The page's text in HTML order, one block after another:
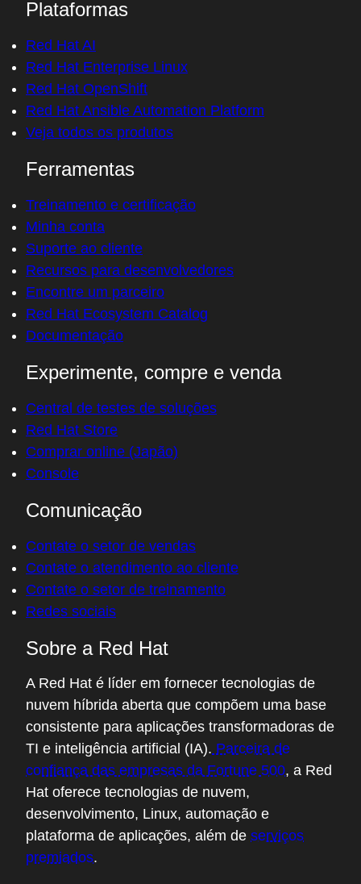
Plataformas
Red Hat AI
Red Hat Enterprise Linux
Red Hat OpenShift
Red Hat Ansible Automation Platform
Veja todos os produtos
Ferramentas
Treinamento e certificação
Minha conta
Suporte ao cliente
Recursos para desenvolvedores
Encontre um parceiro
Red Hat Ecosystem Catalog
Documentação
Experimente, compre e venda
Central de testes de soluções
Red Hat Store
Comprar online (Japão)
Console
Comunicação
Contate o setor de vendas
Contate o atendimento ao cliente
Contate o setor de treinamento
Redes sociais
Sobre a Red Hat
A Red Hat é líder em fornecer tecnologias de
nuvem híbrida aberta que compõem uma base
consistente para aplicações transformadoras de
TI e inteligência artificial (IA). Parceira de
confiança das empresas da Fortune 500, a Red
Hat oferece tecnologias de nuvem,
desenvolvimento, Linux, automação e
plataforma de aplicações, além de serviços
premiados.